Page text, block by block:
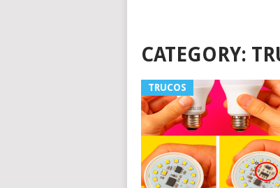
CATEGORY:
TRUCOS